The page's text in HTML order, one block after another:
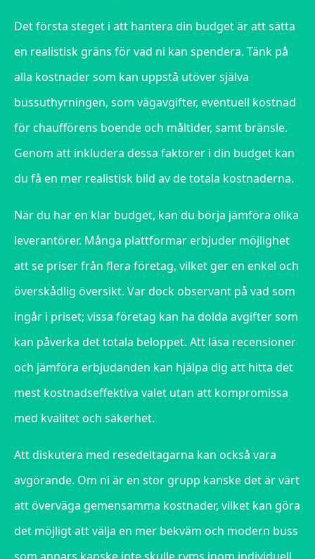
Det första steget i att hantera din budget är att sätta
en realistisk gräns för vad ni kan spendera. Tänk på
alla kostnader som kan uppstå utöver själva
bussuthyrningen, som vägavgifter, eventuell kostnad
för chaufförens boende och måltider, samt bränsle.
Genom att inkludera dessa faktorer i din budget kan
du få en mer realistisk bild av de totala kostnaderna.
När du har en klar budget, kan du börja jämföra olika
leverantörer. Många plattformar erbjuder möjlighet
att se priser från flera företag, vilket ger en enkel och
överskådlig översikt. Var dock observant på vad som
ingår i priset; vissa företag kan ha dolda avgifter som
kan påverka det totala beloppet. Att läsa recensioner
och jämföra erbjudanden kan hjälpa dig att hitta det
mest kostnadseffektiva valet utan att kompromissa
med kvalitet och säkerhet.
Att diskutera med resedeltagarna kan också vara
avgörande. Om ni är en stor grupp kanske det är värt
att överväga gemensamma kostnader, vilket kan göra
det möjligt att välja en mer bekväm och modern buss